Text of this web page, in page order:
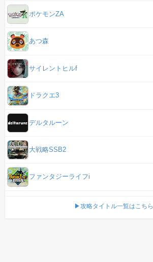
ポケモンZA
あつ森
サイレントヒルf
ドラクエ3
デルタルーン
大戦略SSB2
ファンタジーライフi
▶攻略タイトル一覧はこちら